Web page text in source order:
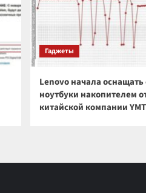
Гаджеты
Lenovo начала оснащать
ноутбуки накопителем
китайской компании